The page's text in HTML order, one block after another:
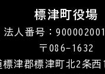
標津町役場
法人番号：
〒086-1632
標津郡標津町北2条西